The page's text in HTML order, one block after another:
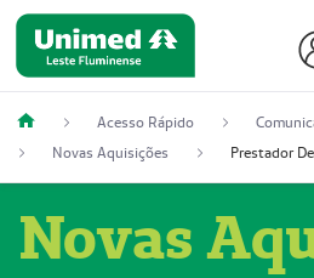
Acesso Rápido
Novas Aquisições
Novas